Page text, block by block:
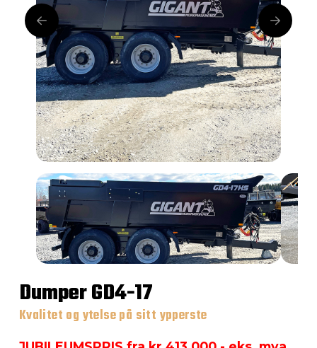
Dumper GD4-17
Kvalitet og ytelse på sitt ypperste